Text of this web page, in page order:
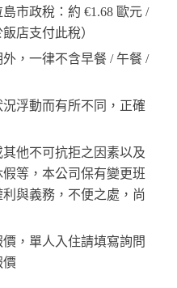
市政稅：約 €1.68 歐元 /
店支付此稅）
，一律不含早餐 / 午餐 /
浮動而有所不同，正確
他不可抗拒之因素以及
等，本公司保有變更班
與義務，不便之處，尚
，單人入住請填寫詢問
價